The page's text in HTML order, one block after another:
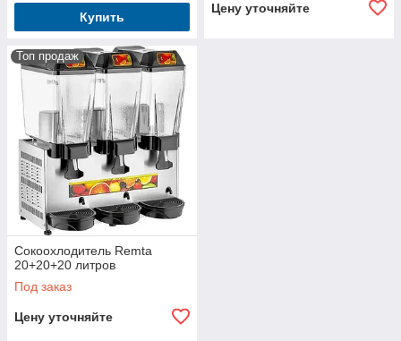
Купить
Цену уточняйте
Топ продаж
Сокоохлодитель Remta
20+20+20 литров
Под заказ
Цену уточняйте